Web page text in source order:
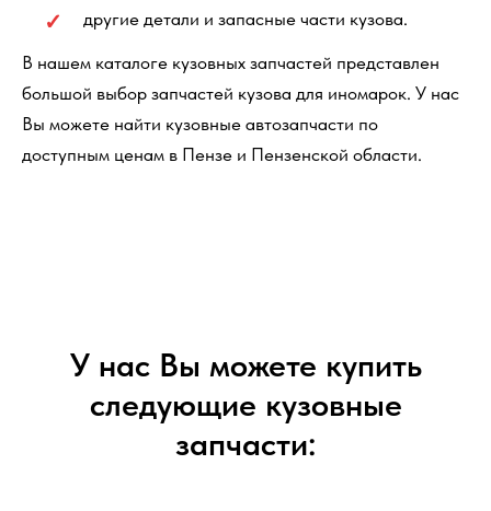
другие детали и запасные части кузова.
В нашем каталоге кузовных запчастей представлен
большой выбор запчастей кузова для иномарок. У нас
Вы можете найти кузовные автозапчасти по
доступным ценам в Пензе и Пензенской области.
У нас Вы можете купить
следующие кузовные
запчасти: